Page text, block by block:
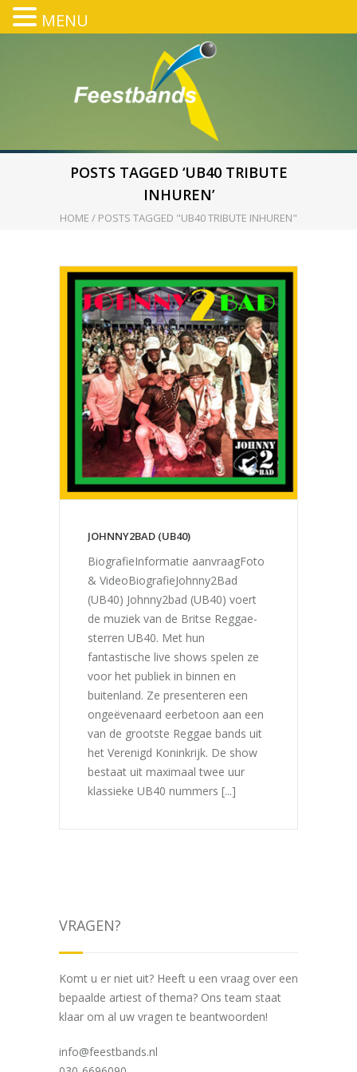
POSTS TAGGED ‘UB40 TRIBUTE
INHUREN’
HOME / POSTS TAGGED "UB40 TRIBUTE INHUREN"
JOHNNY2BAD (UB40)
BiografieInformatie aanvraagFoto
& VideoBiografieJohnny2Bad
(UB40) Johnny2bad (UB40) voert
de muziek van de Britse Reggae-
sterren UB40. Met hun
fantastische live shows spelen ze
voor het publiek in binnen en
buitenland. Ze presenteren een
ongeëvenaard eerbetoon aan een
van de grootste Reggae bands uit
het Verenigd Koninkrijk. De show
bestaat uit maximaal twee uur
klassieke UB40 nummers [...]
VRAGEN?
Komt u er niet uit? Heeft u een vraag over een
bepaalde artiest of thema? Ons team staat
klaar om al uw vragen te beantwoorden!
info@feestbands.nl
MENU